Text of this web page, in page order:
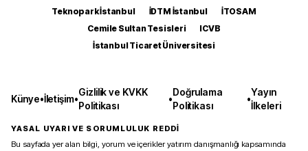
Teknopark İstanbul
İDTM İstanbul
İTOSAM
Cemile Sultan Tesisleri
ICVB
İstanbul Ticaret Üniversitesi
Künye•İletişim•
Gizlilik ve KVKK
Politikası
•
Doğrulama
Politikası
•
Yayın
İlkeleri
YASAL UYARI VE SORUMLULUK REDDİ
Bu sayfada yer alan bilgi, yorum ve içerikler yatırım danışmanlığı kapsamında